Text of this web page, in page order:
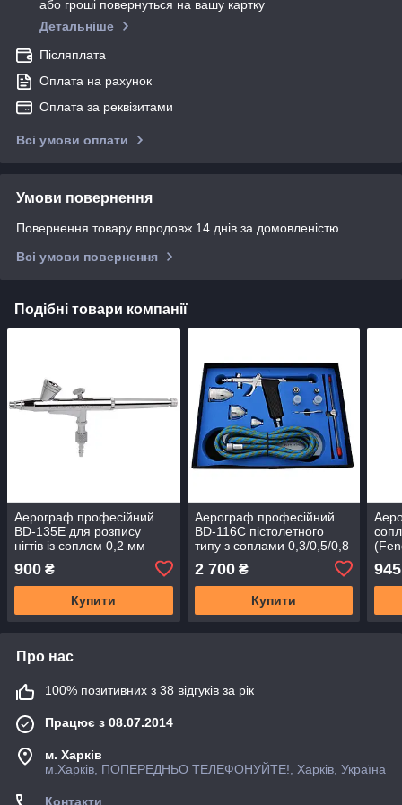
або гроші повернуться на вашу картку
Детальніше
Післяплата
Оплата на рахунок
Оплата за реквізитами
Всі умови оплати
Умови повернення
Повернення товару впродовж 14 днів за домовленістю
Всі умови повернення
Подібні товари компанії
Аерограф професійний
BD-135E для розпису
нігтів із соплом 0,2 мм
900 ₴
Купити
Аерограф професійний
BD-116C пістолетного
типу з соплами 0,3/0,5/0,8
2 700₴
Купити
945
Про нас
100% позитивних з 38 відгуків за рік
Працює з 08.07.2014
м. Харків
м.Харків, ПОПЕРЕДНЬО ТЕЛЕФОНУЙТЕ!, Харків, Україна
Контакти